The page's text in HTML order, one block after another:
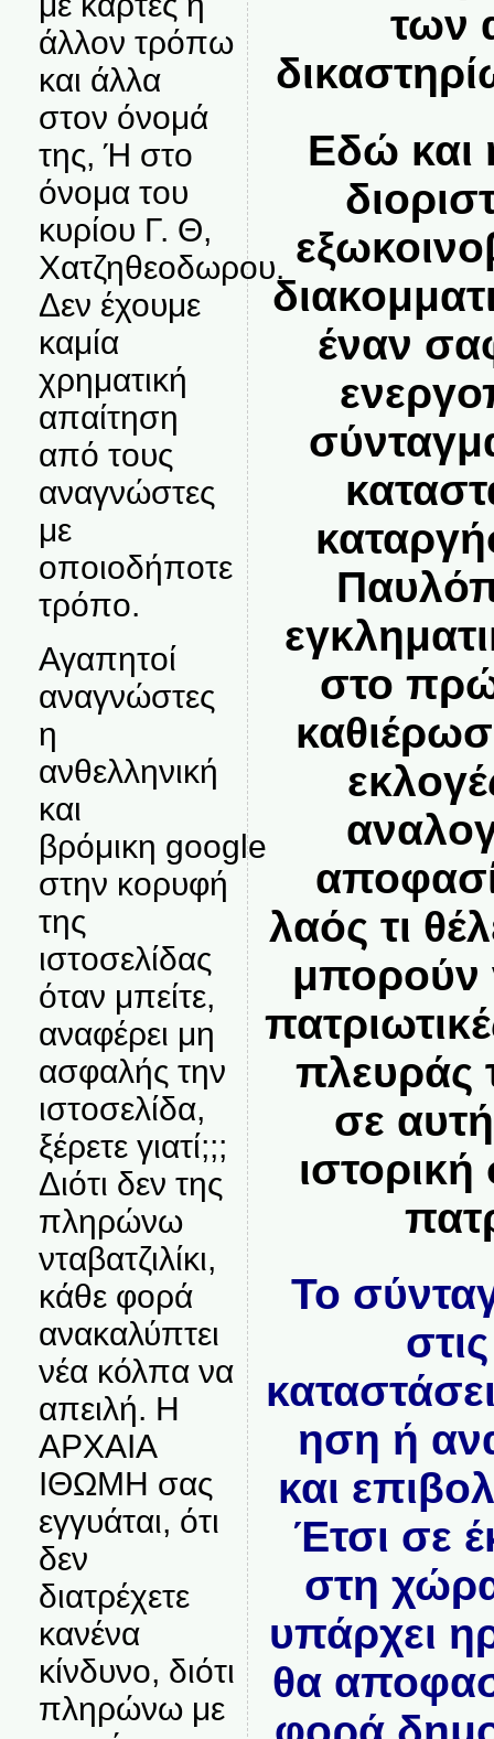
άλλον τρόπω
και άλλα
στον όνομά
της, Ή στο
όνομα του
κυρίου Γ. Θ,
Χατζηθεοδωρου.
Δεν έχουμε
καμία
χρηματική
απαίτηση
από τους
αναγνώστες
με
οποιοδήποτε
τρόπο.
Αγαπητοί
αναγνώστες
η
ανθελληνική
και
βρόμικη google
στην κορυφή
της
ιστοσελίδας
όταν μπείτε,
αναφέρει μη
ασφαλής την
ιστοσελίδα,
ξέρετε γιατί;;;
Διότι δεν της
πληρώνω
νταβατζιλίκι,
κάθε φορά
ανακαλύπτει
νέα κόλπα να
απειλή. Η
ΑΡΧΑΙΑ
ΙΘΩΜΗ σας
εγγυάται, ότι
δεν
διατρέχετε
κανένα
κίνδυνο, διότι
πληρώνω με
των
Εδώ και
έναν
στο
λαός τι
μπορούν
πλευράς
σε
ιστορική
Το
ηση ή
και
Έτσι σε
στη
υπάρχει
θα